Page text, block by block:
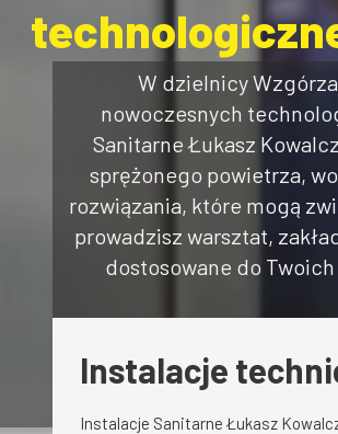
W dzielnicy
nowoczesnych
Sanitarne Łukasz
sprężonego powietrza,
rozwiązania, które mogą
prowadzisz warsztat,
dostosowane do
Instalacje
Instalacje Sanitarne Łukasz